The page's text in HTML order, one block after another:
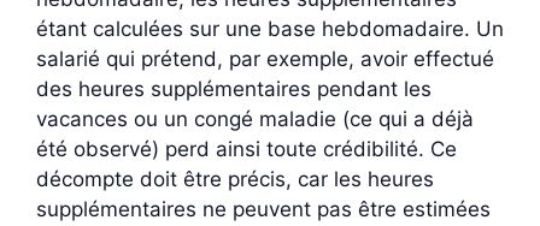
étant calculées sur une base hebdomadaire. Un
salarié qui prétend, par exemple, avoir effectué
des heures supplémentaires pendant les
vacances ou un congé maladie (ce qui a déjà
été observé) perd ainsi toute crédibilité. Ce
décompte doit être précis, car les heures
supplémentaires ne peuvent pas être estimées